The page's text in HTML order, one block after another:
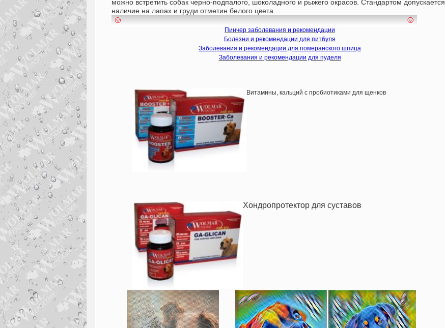
можно встретить собак черно-подпалого, шоколадного и рыжего окрасов. Стандартом допускается
наличие на лапах и груди отметин белого цвета.
Пинчер заболевания и рекомендации
Болезни и рекомендации для питбуля
Заболевания и рекомендации для померанского шпица
Заболевания и рекомендации для пуделя
Витамины, кальций с пробиотиками для щенков
Хондропротектор для суставов